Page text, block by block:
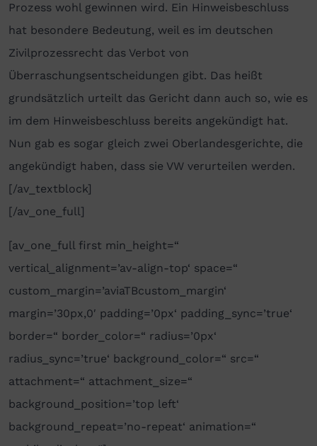
Prozess wohl gewinnen wird. Ein Hinweisbeschluss
hat besondere Bedeutung, weil es im deutschen
Zivilprozessrecht das Verbot von
Überraschungsentscheidungen gibt. Das heißt
grundsätzlich urteilt das Gericht dann auch so, wie es
im dem Hinweisbeschluss bereits angekündigt hat.
Nun gab es sogar gleich zwei Oberlandesgerichte, die
angekündigt haben, dass sie VW verurteilen werden.
[/av_textblock]
[/av_one_full]
[av_one_full first min_height=“
vertical_alignment=’av-align-top‘ space=“
custom_margin=’aviaTBcustom_margin‘
margin=’30px,0′ padding=’0px‘ padding_sync=’true‘
border=“ border_color=“ radius=’0px‘
radius_sync=’true‘ background_color=“ src=“
attachment=“ attachment_size=“
background_position=’top left‘
background_repeat=’no-repeat‘ animation=“